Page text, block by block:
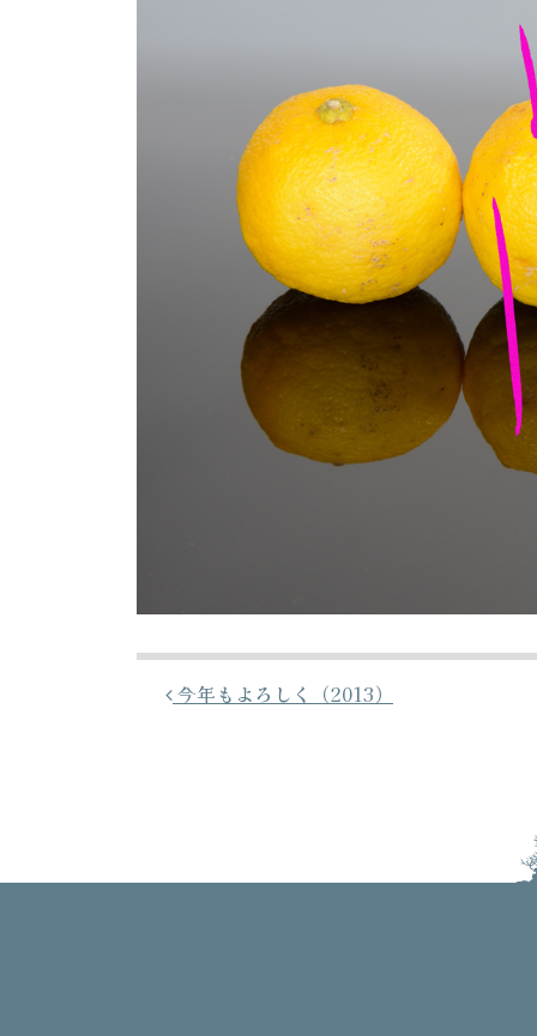
投稿ナビゲーション
今年もよろしく（2013）